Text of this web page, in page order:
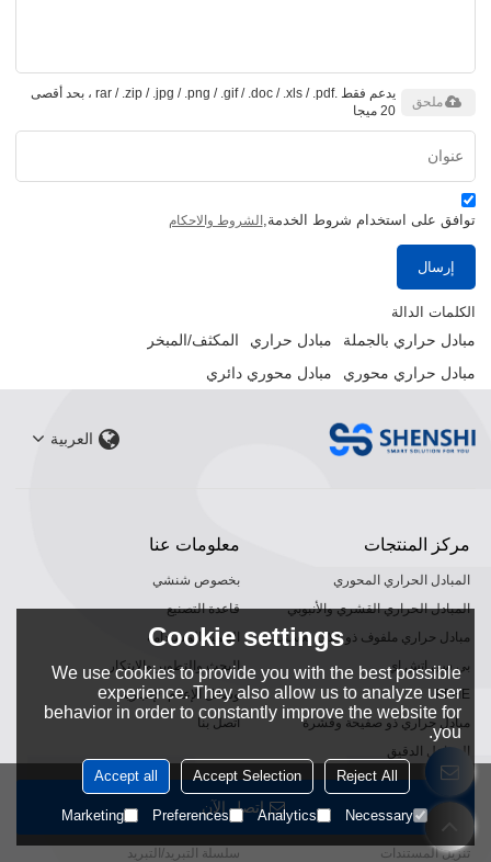
اتصل الآن
يدعم فقط .rar / .zip / .jpg / .png / .gif / .doc / .xls / .pdf ، بحد أقصى
20 ميجا
ملحق
توافق على استخدام شروط الخدمة, الشروط والاحكام
إرسال
الكلمات الدالة
مبادل حراري بالجملة مبادل حراري
المكثف/المبخر
مبادل حراري محوري
مبادل محوري دائري
العربية
معلومات عنا
بخصوص شنشي
قاعدة التصنيع
التنمية المستدامة
البحث والتطوير والابتكار
وسائل الإعلام الإخبارية
اتصل بنا
مركز المنتجات
المبادل الحراري المحوري
المبادل الحراري القشري والأنبوبي
مبادل حراري ملفوف ذو غلاف بلاستيكي
بي سي اتش اي
PFHE
مبادل حراري ذو صفيحة وقشرة
المفاعل الدقيق
مجالات التطبيق
التدفئة والتهوية وتكييف الهواء
سلسلة التبريد/التبريد
دعم الخدمة
خدمة شين
تنزيل المستندات
Cookie settings
We use cookies to provide you with the best possible
experience. They also allow us to analyze user
behavior in order to constantly improve the website for
you.
Reject All
Accept Selection
Accept all
Necessary
Analytics
Preferences
Marketing